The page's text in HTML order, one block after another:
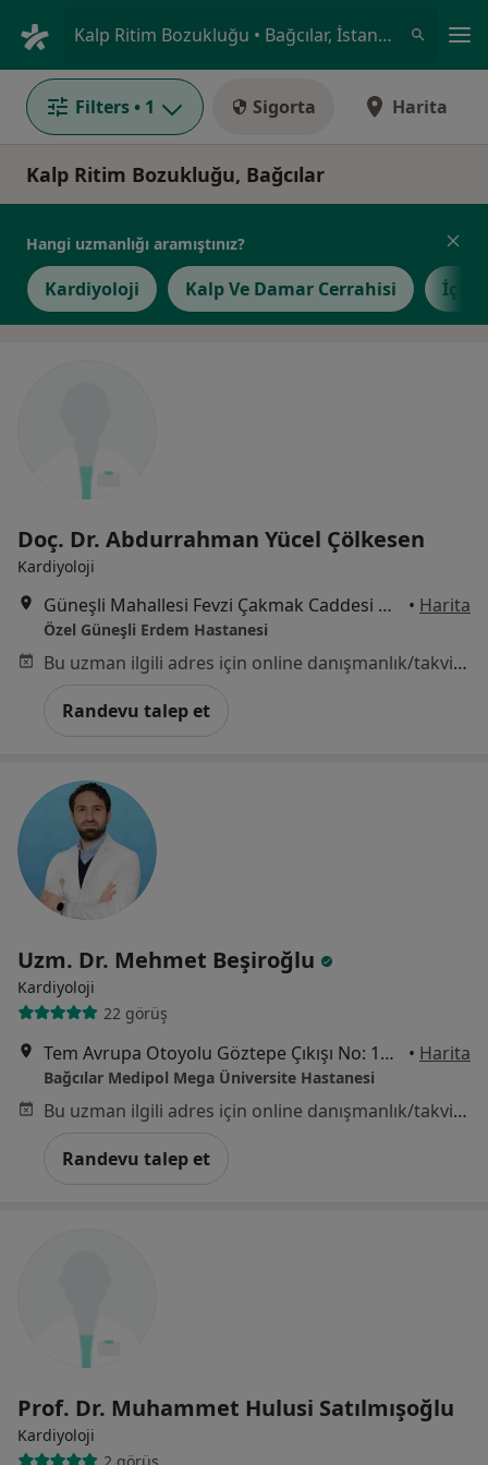
Kalp Ritim Bozukluğu • Bağcılar, İstanbul
Filters • 1 Sigorta Harita
Kalp Ritim Bozukluğu, Bağcılar
Hangi uzmanlığı aramıştınız?
Kardiyoloji Kalp Ve Damar Cerrahisi İç
Doç. Dr. Abdurrahman Yücel Çölkesen
Kardiyoloji
Güneşli Mahallesi Fevzi Çakmak Caddesi No:72-74, Bağcılar • Harita
Özel Güneşli Erdem Hastanesi
Bu uzman ilgili adres için online danışmanlık/takvim sunmuyor.
Randevu talep et
Uzm. Dr. Mehmet Beşiroğlu
Kardiyoloji
22 görüş
Tem Avrupa Otoyolu Göztepe Çıkışı No: 1Bağcılar, İstanbul • Harita
Bağcılar Medipol Mega Üniversite Hastanesi
Bu uzman ilgili adres için online danışmanlık/takvim sunmuyor.
Randevu talep et
Prof. Dr. Muhammet Hulusi Satılmışoğlu
Kardiyoloji
2 görüş